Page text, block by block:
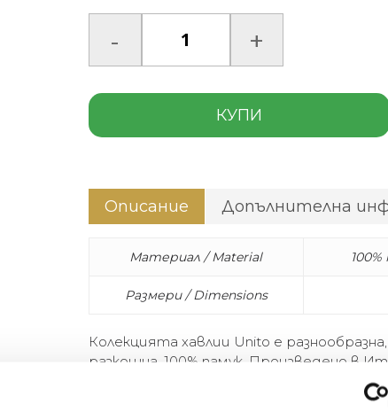
КУПИ
Описание Допълнителна
Материал / Material
Размери / Dimensions
Колекцията хавлии Unito е
разкошна. 100% памук. Произведено в
The Unito bath collection is versatile, plush,